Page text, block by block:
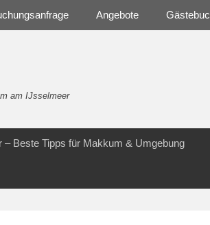
Angebote
am IJsselmeer
Beste Tipps für Makkum & Umgebung